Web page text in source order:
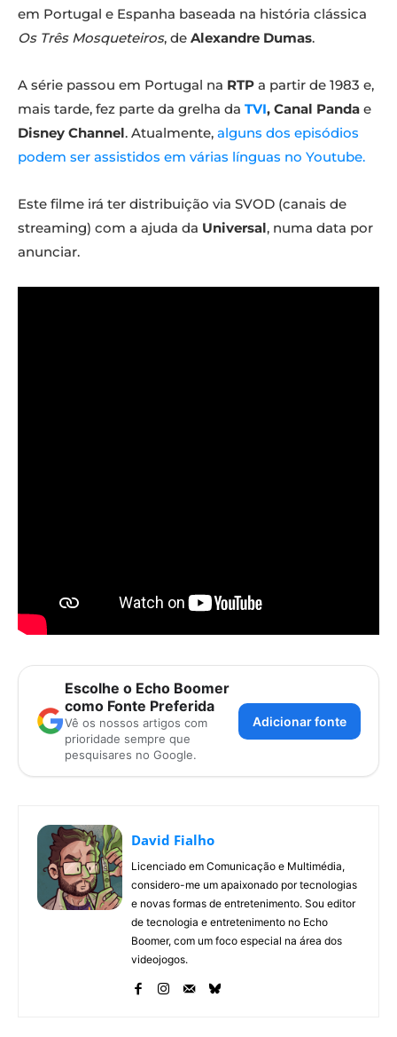
em Portugal e Espanha baseada na história clássica
Os Três Mosqueteiros, de Alexandre Dumas.
A série passou em Portugal na RTP a partir de 1983 e,
mais tarde, fez parte da grelha da TVI, Canal Panda e
Disney Channel. Atualmente, alguns dos episódios
podem ser assistidos em várias línguas no Youtube.
Este filme irá ter distribuição via SVOD (canais de
streaming) com a ajuda da Universal, numa data por
anunciar.
Escolhe o Echo Boomer
como Fonte Preferida
Vê os nossos artigos com
prioridade sempre que
pesquisares no Google.
Adicionar fonte
David Fialho
Licenciado em Comunicação e Multimédia,
considero-me um apaixonado por tecnologias
e novas formas de entretenimento. Sou editor
de tecnologia e entretenimento no Echo
Boomer, com um foco especial na área dos
videojogos.